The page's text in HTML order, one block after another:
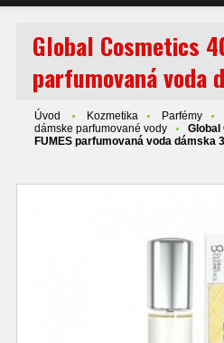
Global Cosmetics
parfumovaná voda
Úvod Kozmetika Parfémy
dámske parfumované vody
Global
FUMES parfumovaná voda dámska